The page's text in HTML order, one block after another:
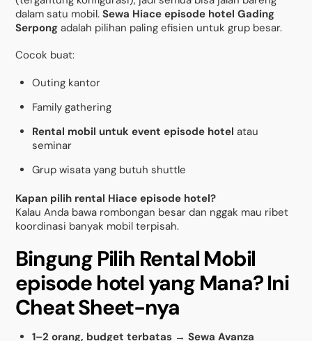
dalam satu mobil.Sewa Hiace episode hotel Gading
Serpong adalah pilihan paling efisien untuk grup besar.
Cocok buat:
Outing kantor
Family gathering
Rental mobil untuk event episode hotel atau
seminar
Grup wisata yang butuh shuttle
Kapan pilih rental Hiace episode hotel?
Kalau Anda bawa rombongan besar dan nggak mau ribet
koordinasi banyak mobil terpisah.
Bingung Pilih Rental Mobil
episode hotel yang Mana? Ini
Cheat Sheet-nya
1–2 orang, budget terbatas →Sewa Avanza